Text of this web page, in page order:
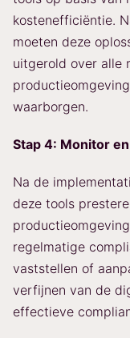
kostenefficiëntie.
moeten deze
uitgerold over alle
waarborgen.
Stap 4: Monitor
Na de
deze tools
regelmatige
vaststellen of
verfijnen van de
effectieve